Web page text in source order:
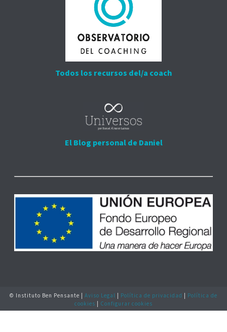
Todos los recursos del/a coach
El Blog personal de Daniel
© Instituto Ben Pensante | Aviso Legal | Política de privacidad | Política de
cookies | Configurar cookies